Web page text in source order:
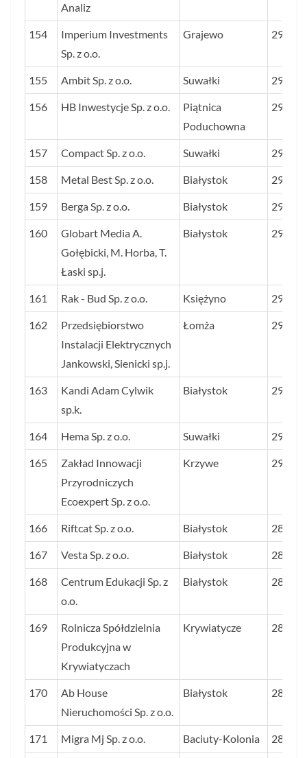
Analiz
154
Imperium Investments
Sp. z o.o.
Grajewo 29,6
155 Ambit Sp. z o.o. Suwałki 29,5
156 HB Inwestycje Sp. z o.o.
Piątnica
Poduchowna
29,5
157 Compact Sp. z o.o. Suwałki 29,4
158 Metal Best Sp. z o.o. Białystok 29,4
159 Berga Sp. z o.o. Białystok 29,4
160
Globart Media A.
Gołębicki, M. Horba, T.
Łaski sp.j.
Białystok 29,3
161 Rak - Bud Sp. z o.o. Księżyno 29,2
162
Przedsiębiorstwo
Instalacji Elektrycznych
Jankowski, Sienicki sp.j.
Łomża 29,0
163
Kandi Adam Cylwik
sp.k.
Białystok 29,0
164 Hema Sp. z o.o. Suwałki 29,0
165
Zakład Innowacji
Przyrodniczych
Ecoexpert Sp. z o.o.
Krzywe 29,0
166 Riftcat Sp. z o.o. Białystok 28,9
167 Vesta Sp. z o.o. Białystok 28,6
168
Centrum Edukacji Sp. z
o.o.
Białystok 28,6
169
Rolnicza Spółdzielnia
Produkcyjna w
Krywiatyczach
Krywiatycze 28,6
170
Ab House
Nieruchomości Sp. z o.o.
Białystok 28,6
171 Migra Mj Sp. z o.o. Baciuty-Kolonia 28,5